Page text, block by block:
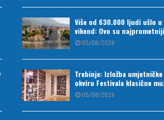
Više od 630.000 ljudi ušlo u
vikend: Ovo su
05/08/2026
Trebinje: Izložba
okviru Festivala klasične
05/08/2026